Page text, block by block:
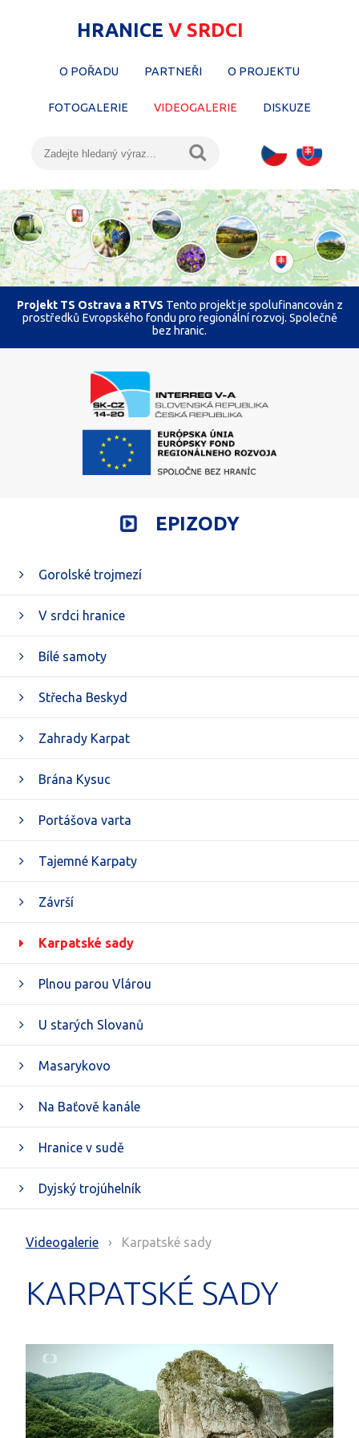
HRANICE V SRDCI
O POŘADU PARTNEŘI O PROJEKTU
FOTOGALERIE VIDEOGALERIE DISKUZE
Projekt TS Ostrava a RTVS Tento projekt je spolufinancován z
prostředků Evropského fondu pro regionální rozvoj. Společně
bez hranic.
EPIZODY
Gorolské trojmezí
V srdci hranice
Bílé samoty
Střecha Beskyd
Zahrady Karpat
Brána Kysuc
Portášova varta
Tajemné Karpaty
Závrší
Karpatské sady
Plnou parou Vlárou
U starých Slovanů
Masarykovo
Na Baťově kanále
Hranice v sudě
Dyjský trojúhelník
Videogalerie › Karpatské sady
KARPATSKÉ SADY